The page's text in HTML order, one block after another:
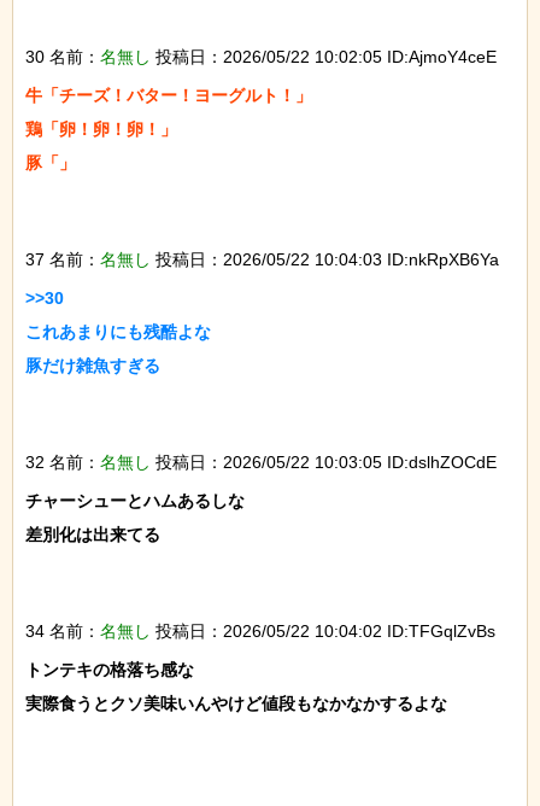
30 名前： 名無し 投稿日：2026/05/22 10:02:05 ID:AjmoY4ceE
牛「チーズ！バター！ヨーグルト！」
鶏「卵！卵！卵！」
豚「」
37 名前： 名無し 投稿日：2026/05/22 10:04:03 ID:nkRpXB6Ya
>>30
これあまりにも残酷よな
豚だけ雑魚すぎる
32 名前： 名無し 投稿日：2026/05/22 10:03:05 ID:dslhZOCdE
チャーシューとハムあるしな
差別化は出来てる
34 名前： 名無し 投稿日：2026/05/22 10:04:02 ID:TFGqlZvBs
トンテキの格落ち感な
実際食うとクソ美味いんやけど値段もなかなかするよな